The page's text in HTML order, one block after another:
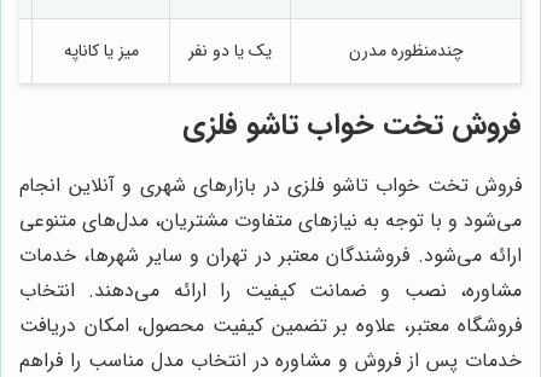
چندمنظوره مدرن یک یا دو نفر میز یا کاناپه
فروش تخت خواب تاشو فلزی
فروش تخت خواب تاشو فلزی در بازارهای شهری و آنلاین انجام
می‌شود و با توجه به نیازهای متفاوت مشتریان، مدل‌های متنوعی
ارائه می‌شود. فروشندگان معتبر در تهران و سایر شهرها، خدمات
مشاوره، نصب و ضمانت کیفیت را ارائه می‌دهند. انتخاب
فروشگاه معتبر، علاوه بر تضمین کیفیت محصول، امکان دریافت
خدمات پس از فروش و مشاوره در انتخاب مدل مناسب را فراهم